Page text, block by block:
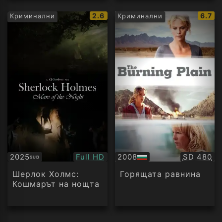
Криминални
IMDb
рейтинг:
2.6
2025SUB
Субтитри Качество:
Full HD
Шерлок Холмс:
Кошмарът на нощта
Криминални
IMDb
6.7
2008
БГ
аудио
SD 480
Горящата равнина